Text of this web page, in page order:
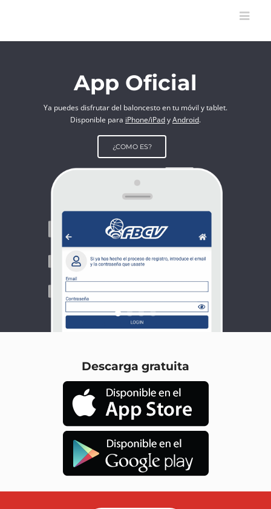
App Oficial
Ya puedes disfrutar del baloncesto en tu móvil y tablet.
Disponible para iPhone/iPad y Android.
¿COMO ES?
Descarga gratuita